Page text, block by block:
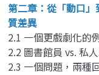
第二章：從「動口
質差異
2.1 一個更戲劇化的
2.2 圖書館員 vs. 私
2.3 一個問題，兩種